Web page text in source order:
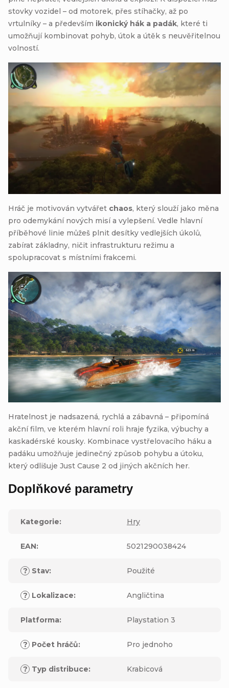
stovky vozidel – od motorek, přes stíhačky, až po
vrtulníky – a především ikonický hák a padák, které ti
umožňují kombinovat pohyb, útok a útěk s neuvěřitelnou
volností.
Hráč je motivován vytvářet chaos, který slouží jako měna
pro odemykání nových misí a vylepšení. Vedle hlavní
příběhové linie můžeš plnit desítky vedlejších úkolů,
zabírat základny, ničit infrastrukturu režimu a
spolupracovat s místními frakcemi.
Hratelnost je nadsazená, rychlá a zábavná – připomíná
akční film, ve kterém hlavní roli hraje fyzika, výbuchy a
kaskadérské kousky. Kombinace vystřelovacího háku a
padáku umožňuje jedinečný způsob pohybu a útoku,
který odlišuje Just Cause 2 od jiných akčních her.
Doplňkové parametry
Kategorie: Hry
EAN: 5021290038424
? Stav: Použité
? Lokalizace: Angličtina
Platforma: Playstation 3
? Počet hráčů: Pro jednoho
? Typ distribuce: Krabicová